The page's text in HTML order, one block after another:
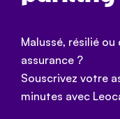
Malussé, résilié
assurance ?
Souscrivez votre
minutes avec